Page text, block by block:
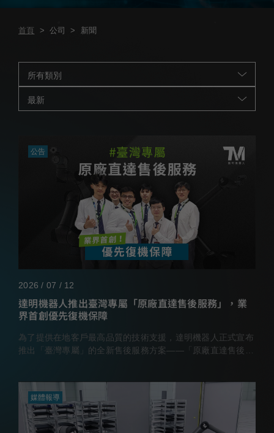
首頁 > 公司 > 新聞
所有類別
最新
公告
2026 / 07 / 12
達明機器人推出臺灣專屬「原廠直達售後服務」，業
界首創優先復機保障
為了提供在地客戶最高品質的技術支援，達明機器人正式宣布
推出「臺灣專屬」的全新售後服務方案——「原廠直達售後服
媒體報導